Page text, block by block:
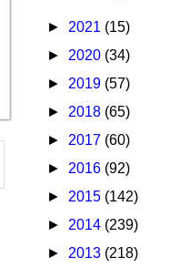
► 2021 (15)
► 2020 (34)
► 2019 (57)
► 2018 (65)
► 2017 (60)
► 2016 (92)
► 2015 (142)
► 2014 (239)
► 2013 (218)